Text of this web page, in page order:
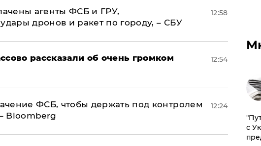
агенты ФСБ и ГРУ,
дронов и ракет по городу, – СБУ
12:58
рассказали об очень громком
12:54
ФСБ, чтобы держать под контролем
Bloomberg
12:24
с